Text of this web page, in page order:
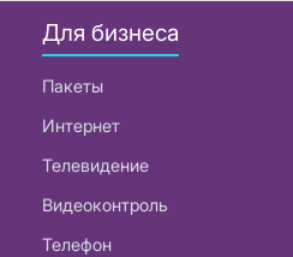
Для бизнеса
Пакеты
Интернет
Телевидение
Видеоконтроль
Телефон